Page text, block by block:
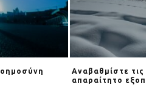
Αναβαθμίστε τις
απαραίτητο